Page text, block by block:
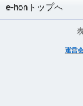
e-honトップへ
運営